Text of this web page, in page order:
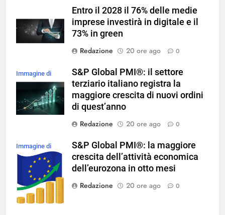
Entro il 2028 il 76% delle medie
imprese investirà in digitale e il
73% in green
Redazione
20 ore ago 0
Immagine di
S&P Global PMI®: il settore
terziario italiano registra la
maggiore crescita di nuovi ordini
di quest’anno
Redazione
20 ore ago 0
Immagine di
brgfx su
Magnific
S&P Global PMI®: la maggiore
crescita dell’attività economica
dell’eurozona in otto mesi
Redazione
20 ore ago 0